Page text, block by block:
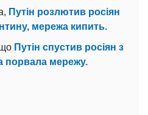
Путін розлютив росіян
мережа кипить.
Путін спустив росіян з
порвала мережу.